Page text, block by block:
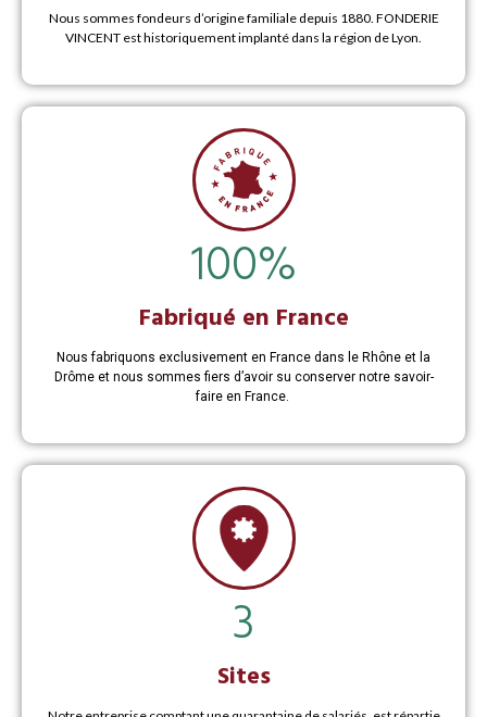
Nous sommes fondeurs d’origine familiale depuis 1880. FONDERIE
VINCENT est historiquement implanté dans la région de Lyon.
100%
Fabriqué en France
Nous fabriquons exclusivement en France dans le Rhône et la
Drôme et nous sommes fiers d’avoir su conserver notre savoir-
faire en France.
3
Sites